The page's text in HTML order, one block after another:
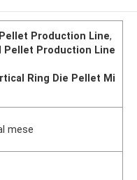
Production Line,
Pellet Production Line
Ring Die Pellet Mi
mese